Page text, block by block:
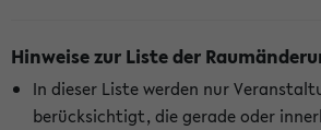
Hinweise zur Liste der
In dieser Liste werden nur
berücksichtigt, die gerade oder